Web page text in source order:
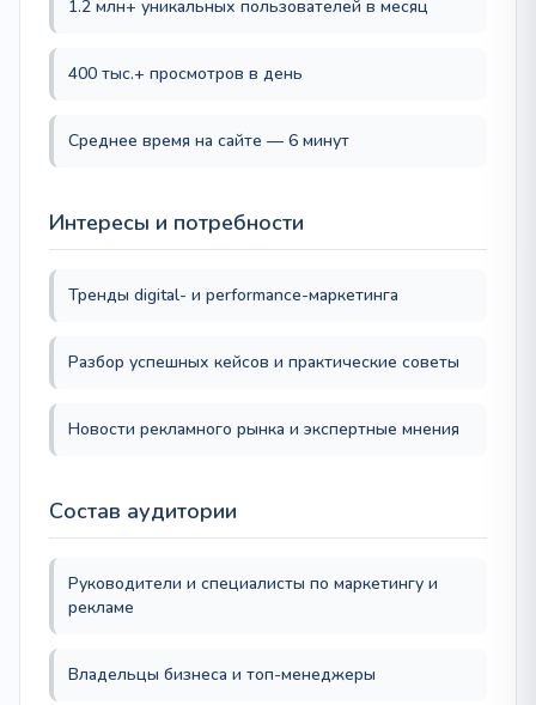
1.2 млн+ уникальных пользователей в месяц
400 тыс.+ просмотров в день
Среднее время на сайте — 6 минут
Интересы и потребности
Тренды digital- и performance-маркетинга
Разбор успешных кейсов и практические советы
Новости рекламного рынка и экспертные мнения
Состав аудитории
Руководители и специалисты по маркетингу и
рекламе
Владельцы бизнеса и топ-менеджеры